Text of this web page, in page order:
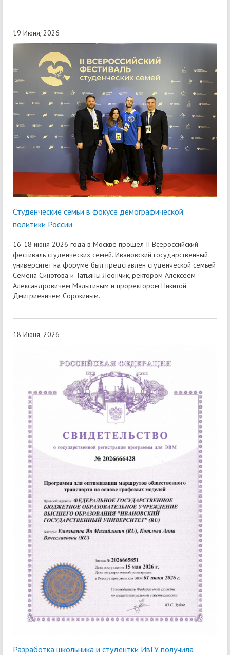
19 Июня, 2026
Студенческие семьи в фокусе демографической
политики России
16-18 июня 2026 года в Москве прошел II Всероссийский
фестиваль студенческих семей. Ивановский государственный
университет на форуме был представлен студенческой семьей
Семена Синотова и Татьяны Леончик, ректором Алексеем
Александровичем Малыгиным и проректором Никитой
Дмитриевичем Сорокиным.
18 Июня, 2026
Разработка школьника и студентки ИвГУ получила